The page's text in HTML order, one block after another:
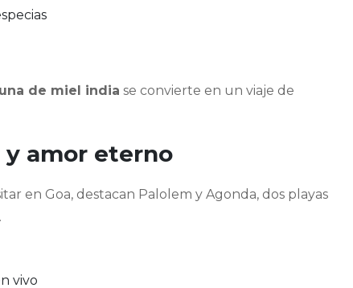
de miel india se convierte en un viaje de
y amor eterno
en Goa, destacan Palolem y Agonda, dos playas
vivo